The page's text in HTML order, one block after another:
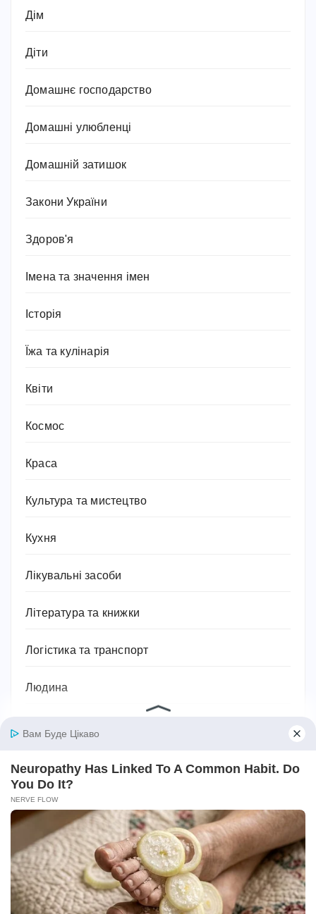
Дім
Діти
Домашнє господарство
Домашні улюбленці
Домашній затишок
Закони України
Здоров'я
Імена та значення імен
Історія
Їжа та кулінарія
Квіти
Космос
Краса
Культура та мистецтво
Кухня
Лікувальні засоби
Література та книжки
Логістика та транспорт
Людина
Міфи та легенди
Мотивація для спорту
Музика
Навчання